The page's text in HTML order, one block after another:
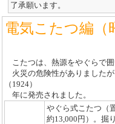
了承願います。
電気こたつ編（
こたつは、熱源をやぐらで囲
火災の危険性がありました
（1924）
年に発売されました。
やぐら式こたつ（
約13,000円）。掘